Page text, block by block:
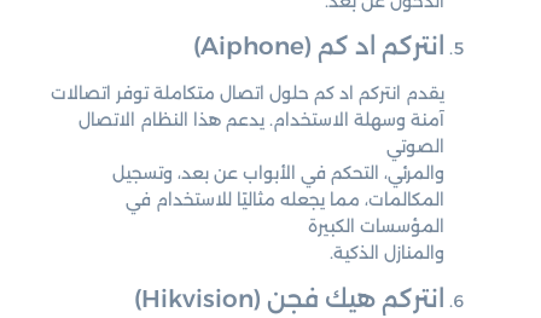
انتركم اد كم (Aiphone)
يقدم انتركم اد كم حلول اتصال متكاملة توفر اتصالات
آمنة وسهلة الاستخدام. يدعم هذا النظام الاتصال
الصوتي
والمرئي، التحكم في الأبواب عن بعد، وتسجيل
المكالمات، مما يجعله مثاليًا للاستخدام في
المؤسسات الكبيرة
والمنازل الذكية.
انتركم هيك فجن (Hikvision)